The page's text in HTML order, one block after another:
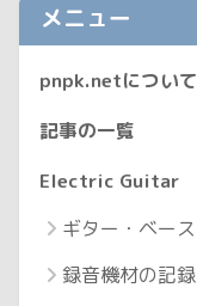
メニュー
pnpk.netについて
記事の一覧
Electric Guitar
ギター・ベース
録音機材の記録